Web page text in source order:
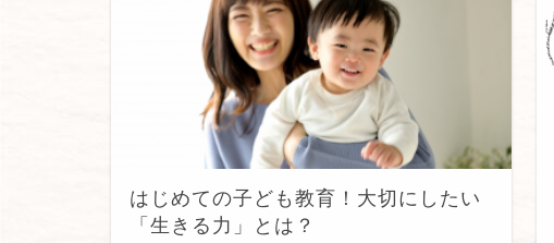
はじめての子ども教育！大切にしたい
「生きる力」とは？